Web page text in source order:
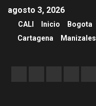
agosto 3, 2026
CALI Inicio Bogota
Cartagena
Manizales